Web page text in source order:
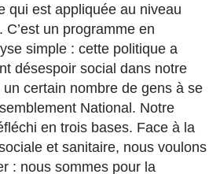
qui est appliquée au niveau
un programme en
simple : cette politique a
désespoir social dans notre
certain nombre de gens à se
National. Notre
en trois bases. Face à la
et sanitaire, nous voulons
: nous sommes pour la